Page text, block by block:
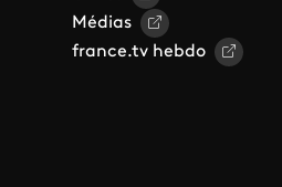
Médias
france.tv hebdo